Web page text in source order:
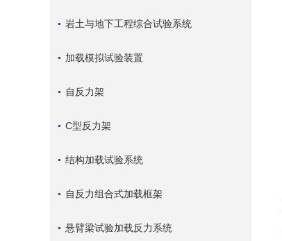
岩土与地下工程综合试验系统
加载模拟试验装置
自反力架
C型反力架
结构加载试验系统
自反力组合式加载框架
悬臂梁试验加载反力系统